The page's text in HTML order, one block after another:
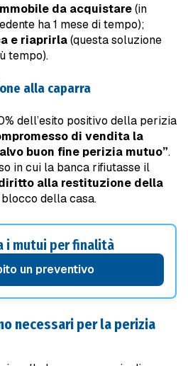
da acquistare(in
ha 1 mese di tempo);
e riaprirla(questa soluzione
tempo).
alla caparra
dell’esito positivo della perizia
di vendita la
buon fine perizia mutuo”.
in cui la banca rifiutasse il
alla restituzione della
della casa.
i mutui per finalità
un preventivo
necessari per la perizia